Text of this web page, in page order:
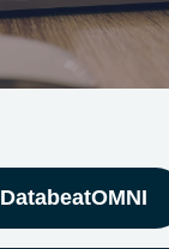
DatabeatOMNI